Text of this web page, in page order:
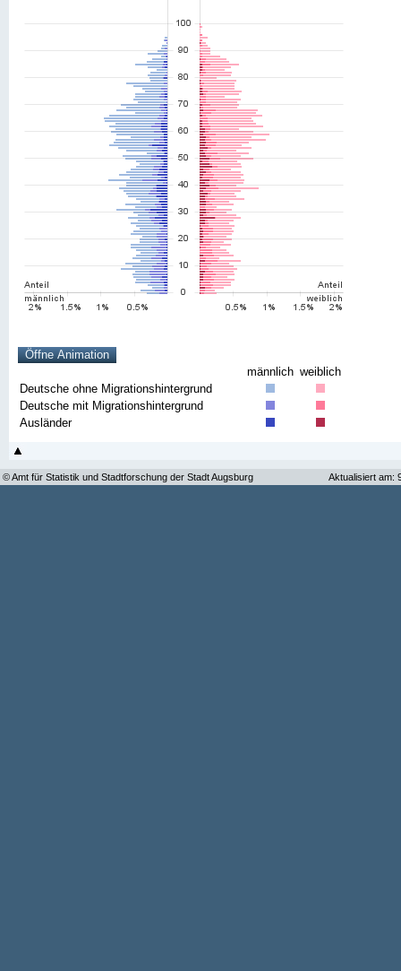
männlich weiblich
Deutsche ohne Migrationshintergrund
Deutsche mit Migrationshintergrund
Ausländer
© Amt für Statistik und Stadtforschung der Stadt Augsburg Aktualisiert am: